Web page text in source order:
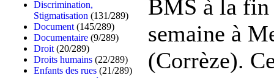
Discrimination,
Stigmatisation (131/289)
Document (145/289)
Documentaire (9/289)
Droit (20/289)
Droits humains (22/289)
Enfants des rues (21/289)
BMS à la fin
semaine à
(Corrèze).